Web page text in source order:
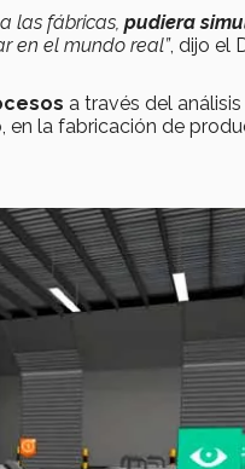
las fábricas, pudiera
en el mundo real”, dijo el
a través del
la fabricación de